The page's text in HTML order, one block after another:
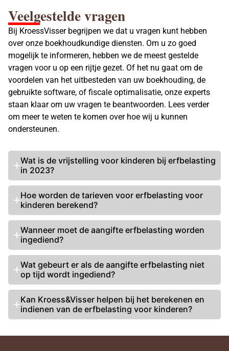
Veelgestelde vragen
Bij KroessVisser begrijpen we dat u vragen kunt hebben
over onze boekhoudkundige diensten. Om u zo goed
mogelijk te informeren, hebben we de meest gestelde
vragen voor u op een rijtje gezet. Of het nu gaat om de
voordelen van het uitbesteden van uw boekhouding, de
gebruikte software, of fiscale optimalisatie, onze experts
staan klaar om uw vragen te beantwoorden. Lees verder
om meer te weten te komen over hoe wij u kunnen
ondersteunen.
Wat is de vrijstelling voor kinderen bij erfbelasting
in 2023?
Hoe worden de tarieven voor erfbelasting voor
kinderen berekend?
Wanneer moet de aangifte erfbelasting worden
ingediend?
Wat gebeurt er als de aangifte erfbelasting niet
op tijd wordt ingediend?
Kan Kroess&Visser helpen bij het berekenen en
indienen van de erfbelasting voor kinderen?